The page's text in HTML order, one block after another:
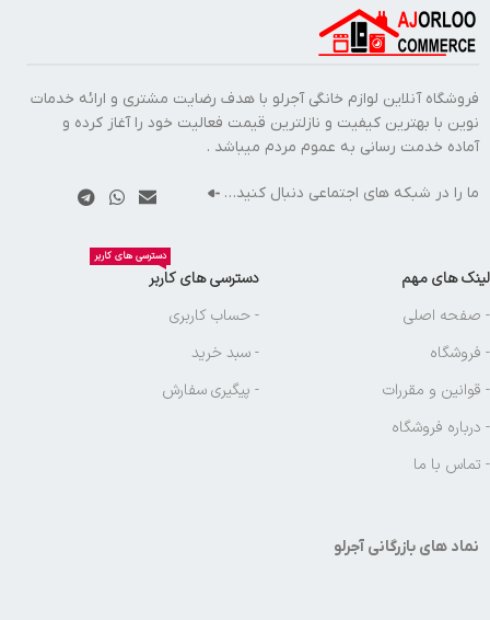
فروشگاه آنلاین لوازم خانگی آجرلو با هدف رضایت مشتری و ارائه خدمات
نوین با بهترین کیفیت و نازلترین قیمت فعالیت خود را آغاز کرده و
آماده خدمت رسانی به عموم مردم میباشد .
ما را در شبکه های اجتماعی دنبال کنید…
لینک های مهم
- صفحه اصلی
- فروشگاه
- قوانین و مقررات
- درباره فروشگاه
- تماس با ما
دسترسی های کاربر
دسترسی های کاربر
- حساب کاربری
- سبد خرید
- پیگیری سفارش
نماد های بازرگانی آجرلو